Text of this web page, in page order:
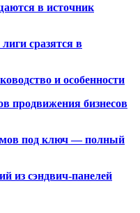
в источник
сразятся в
и особенности
продвижения бизнесов
под ключ — полный
из сэндвич-панелей